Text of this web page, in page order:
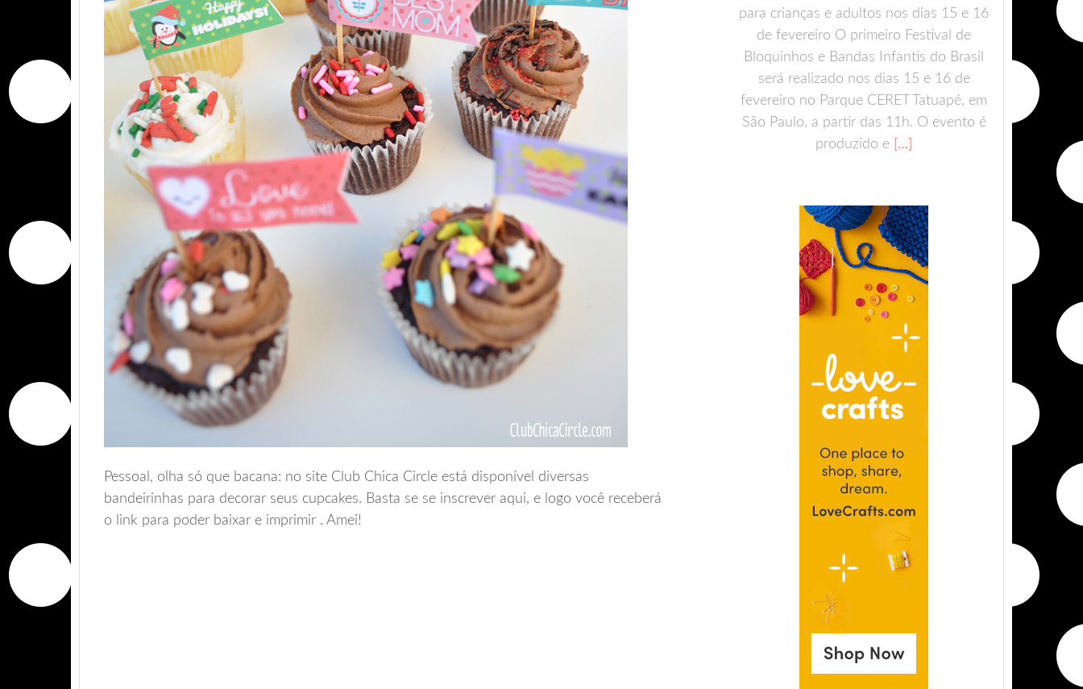
Pessoal, olha só que bacana: no site Club Chica Circle está disponível diversas
bandeirinhas para decorar seus cupcakes. Basta se se inscrever aqui, e logo você receberá
o link para poder baixar e imprimir . Amei!
para crianças e adultos nos dias 15 e 16
de fevereiro O primeiro Festival de
Bloquinhos e Bandas Infantis do Brasil
será realizado nos dias 15 e 16 de
fevereiro no Parque CERET Tatuapé, em
São Paulo, a partir das 11h. O evento é
produzido e […]